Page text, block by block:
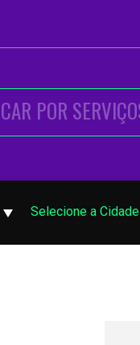
Selecione a Cidade